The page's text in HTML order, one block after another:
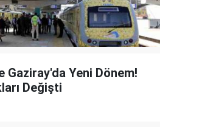
Gaziray'da Yeni Dönem!
Değişti